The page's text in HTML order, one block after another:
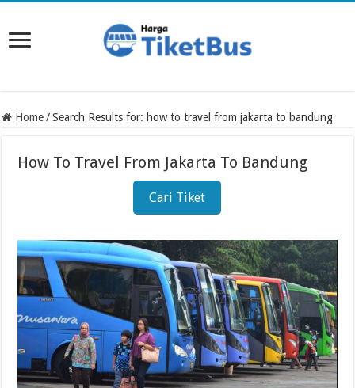
Home / Search Results for: how to travel from jakarta to bandung
How To Travel From Jakarta To Bandung
Cari Tiket